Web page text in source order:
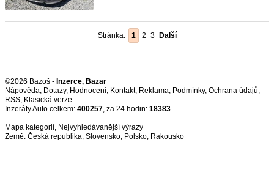
Stránka: 1 2 3 Další
©2026 Bazoš - Inzerce, Bazar
Nápověda, Dotazy, Hodnocení, Kontakt, Reklama, Podmínky, Ochrana údajů,
RSS,
Inzeráty Auto celkem: 400257, za 24 hodin: 18383
Mapa kategorií, Nejvyhledávanější výrazy
Země: Česká republika, Slovensko, Polsko, Rakousko